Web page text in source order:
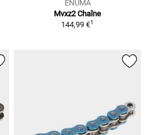
ENUMA
Mvxz2 Chaîne
144,99 €1